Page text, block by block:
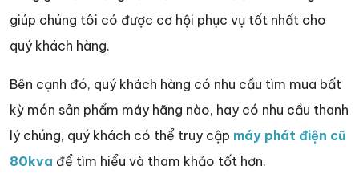
giúp chúng tôi có được cơ hội phục vụ tốt nhất cho
quý khách hàng.
Bên cạnh đó, quý khách hàng có nhu cầu tìm mua bất
kỳ món sản phẩm máy hãng nào, hay có nhu cầu thanh
lý chúng, quý khách có thể truy cập máy phát điện cũ
80kva để tìm hiểu và tham khảo tốt hơn.